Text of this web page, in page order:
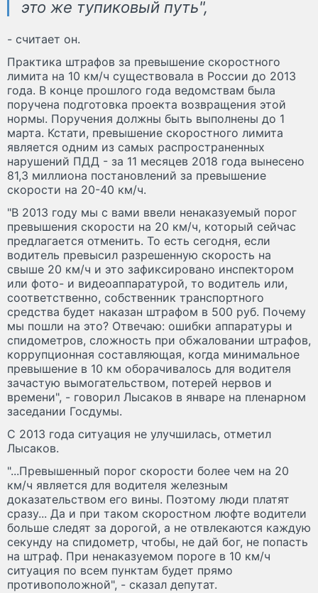
это же тупиковый путь",
- считает он.
Практика штрафов за превышение скоростного
лимита на 10 км/ч существовала в России до 2013
года. В конце прошлого года ведомствам была
поручена подготовка проекта возвращения этой
нормы. Поручения должны быть выполнены до 1
марта. Кстати, превышение скоростного лимита
является одним из самых распространенных
нарушений ПДД - за 11 месяцев 2018 года вынесено
81,3 миллиона постановлений за превышение
скорости на 20-40 км/ч.
"В 2013 году мы с вами ввели ненаказуемый порог
превышения скорости на 20 км/ч, который сейчас
предлагается отменить. То есть сегодня, если
водитель превысил разрешенную скорость на
свыше 20 км/ч и это зафиксировано инспектором
или фото- и видеоаппаратурой, то водитель или,
соответственно, собственник транспортного
средства будет наказан штрафом в 500 руб. Почему
мы пошли на это? Отвечаю: ошибки аппаратуры и
спидометров, сложность при обжаловании штрафов,
коррупционная составляющая, когда минимальное
превышение в 10 км оборачивалось для водителя
зачастую вымогательством, потерей нервов и
времени", - говорил Лысаков в январе на пленарном
заседании Госдумы.
С 2013 года ситуация не улучшилась, отметил
Лысаков.
"...Превышенный порог скорости более чем на 20
км/ч является для водителя железным
доказательством его вины. Поэтому люди платят
сразу... Да и при таком скоростном люфте водители
больше следят за дорогой, а не отвлекаются каждую
секунду на спидометр, чтобы, не дай бог, не попасть
на штраф. При ненаказуемом пороге в 10 км/ч
ситуация по всем пунктам будет прямо
противоположной", - сказал депутат.